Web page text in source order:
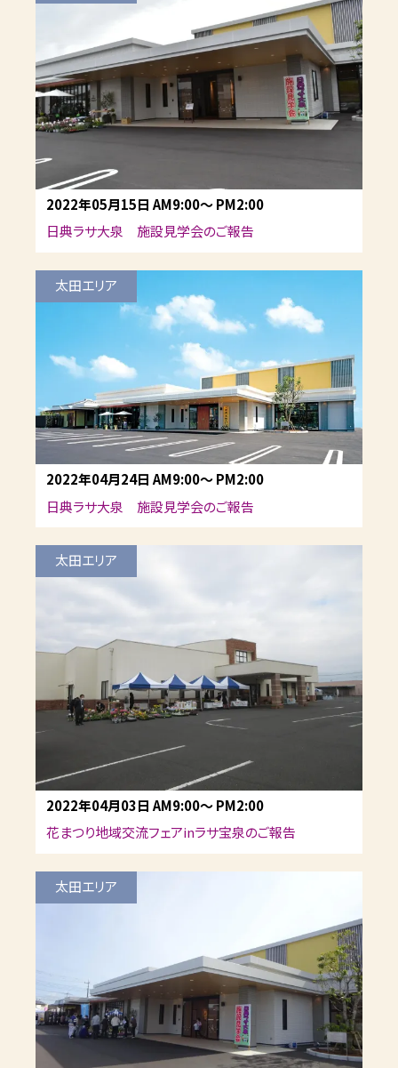
2022年05月15日 AM9:00～PM2:00
日典ラサ大泉 施設見学会のご報告
2022年04月24日 AM9:00～PM2:00
日典ラサ大泉 施設見学会のご報告
太田エリア
2022年04月03日 AM9:00～PM2:00
花まつり地域交流フェアinラサ宝泉のご報告
太田エリア
太田エリア